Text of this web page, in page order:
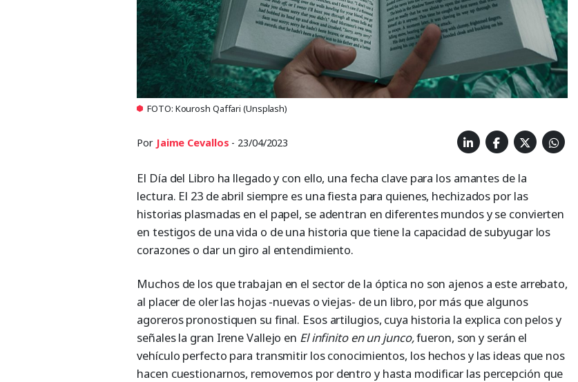
FOTO: Kourosh Qaffari (Unsplash)
Por Jaime Cevallos - 23/04/2023
El Día del Libro ha llegado y con ello, una fecha clave para los amantes de la
lectura. El 23 de abril siempre es una fiesta para quienes, hechizados por las
historias plasmadas en el papel, se adentran en diferentes mundos y se convierten
en testigos de una vida o de una historia que tiene la capacidad de subyugar los
corazones o dar un giro al entendimiento.
Muchos de los que trabajan en el sector de la óptica no son ajenos a este arrebato,
al placer de oler las hojas -nuevas o viejas- de un libro, por más que algunos
agoreros pronostiquen su final. Esos artilugios, cuya historia la explica con pelos y
señales la gran Irene Vallejo en El infinito en un junco,fueron, son y serán el
vehículo perfecto para transmitir los conocimientos, los hechos y las ideas que nos
hacen cuestionarnos, removernos por dentro y hasta modificar las percepción que